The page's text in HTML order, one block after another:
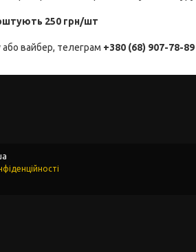
250 грн/шт
вайбер, телеграм +380 (68) 907-78-89